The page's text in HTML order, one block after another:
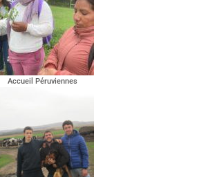
Accueil Péruviennes